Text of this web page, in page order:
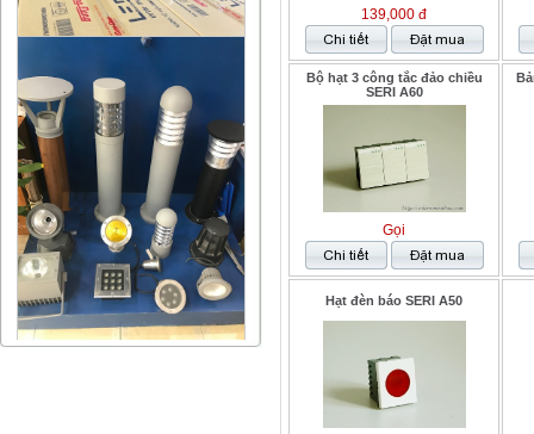
139,000 đ
Bộ hạt 3 công tắc đảo chiều
SERI A60
Gọi
Hạt đèn báo SERI A50